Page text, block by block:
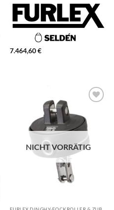
7.464,60€
NICHT VORRÄTIG